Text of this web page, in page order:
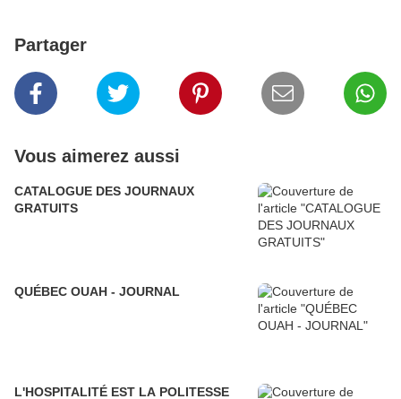
Partager
Vous aimerez aussi
CATALOGUE DES JOURNAUX
GRATUITS
QUÉBEC OUAH - JOURNAL
L'HOSPITALITÉ EST LA POLITESSE